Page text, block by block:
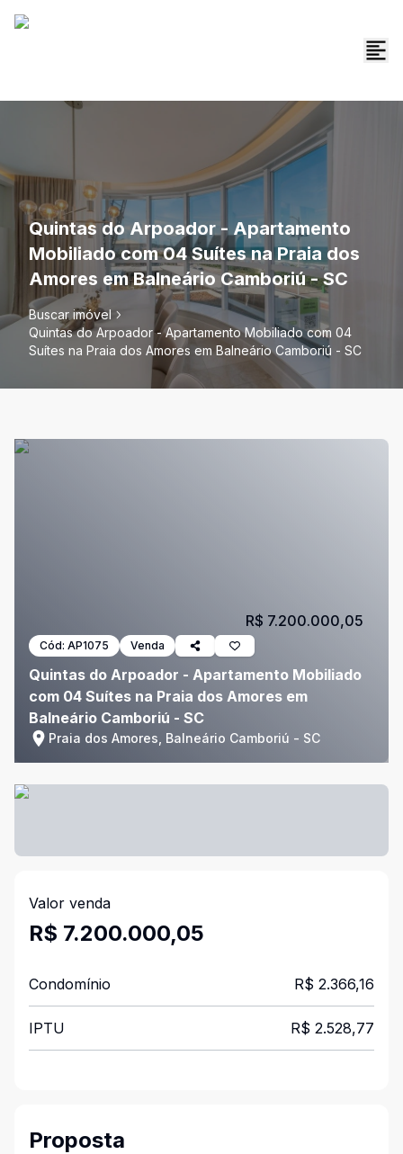
Quintas do Arpoador - Apartamento
Mobiliado com 04 Suítes na Praia dos
Amores em Balneário Camboriú - SC
Buscar imóvel
Quintas do Arpoador - Apartamento Mobiliado com 04
Suítes na Praia dos Amores em Balneário Camboriú - SC
Cód: AP1075 Venda
Quintas do Arpoador - Apartamento Mobiliado
com 04 Suítes na Praia dos Amores em
Balneário Camboriú - SC
Praia dos Amores, Balneário Camboriú - SC
R$ 7.200.000,05
Valor venda
R$ 7.200.000,05
Condomínio R$ 2.366,16
IPTU R$ 2.528,77
Proposta